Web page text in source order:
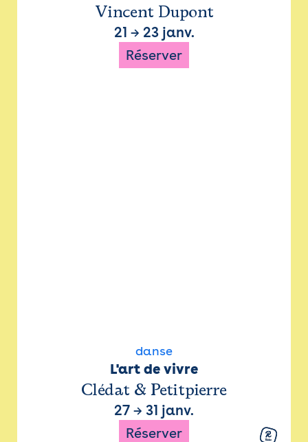
Vincent Dupont
21 → 23 janv.
Réserver
danse
L'art de vivre
Clédat & Petitpierre
27 → 31 janv.
Réserver